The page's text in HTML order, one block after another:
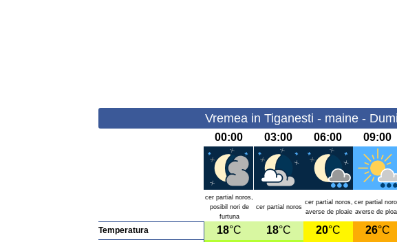
Vremea in Tiganesti - maine -
00:00 03:00 06:00 09:00
cer partial noros,
posibil nori de
furtuna
cer partial noros
cer partial noros,
averse de ploaie
cer partial
averse de
Temperatura 18°C 18°C 20°C 26°C